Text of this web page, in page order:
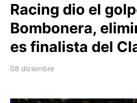
Racing dio el
Bombonera,
es finalista del
08 diciembre